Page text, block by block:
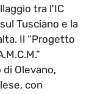
tra l'IC
Tusciano e la
Il “Progetto
Olevano,
con